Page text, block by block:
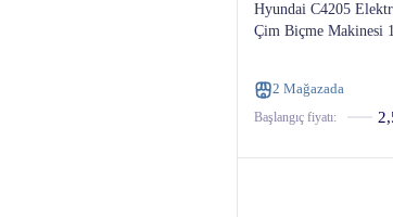
Hyundai C4205
Çim Biçme Makinesi
2 Mağazada
Başlangıç ​​fiyatı: